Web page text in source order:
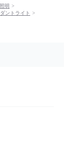
明
ントライト